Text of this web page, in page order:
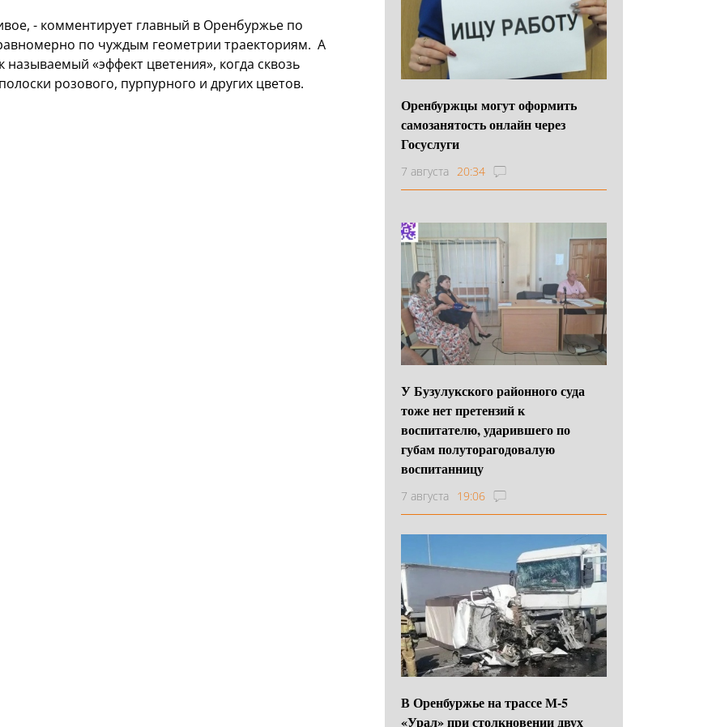
- комментирует главный в Оренбуржье по
по чуждым геометрии траекториям. А
«эффект цветения», когда сквозь
розового, пурпурного и других цветов.
Оренбуржцы могут оформить
самозанятость онлайн через
Госуслуги
7 августа 20:34
У Бузулукского районного суда
тоже нет претензий к
воспитателю, ударившего по
губам полуторагодовалую
воспитанницу
7 августа 19:06
В Оренбуржье на трассе М-5
«Урал» при столкновении двух